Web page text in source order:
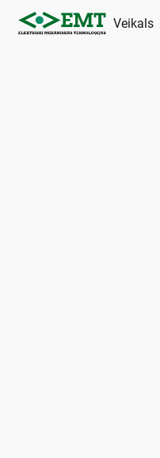
Veikals